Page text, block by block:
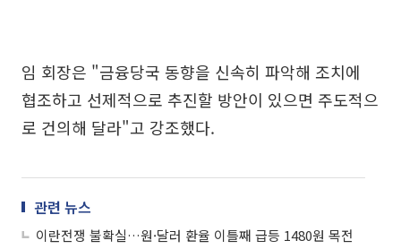
임 회장은 "금융당국 동향을 신속히 파악해 조치에
협조하고 선제적으로 추진할 방안이 있으면 주도적으
로 건의해 달라"고 강조했다.
관련 뉴스
이란전쟁 불확실…원·달러 환율 이틀째 급등 1480원 목전